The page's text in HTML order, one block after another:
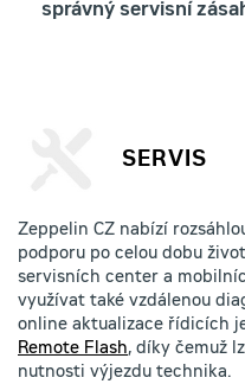
správný servisní
SERVIS
Zeppelin CZ nabízí
podporu po celou dobu
servisních center a
využívat také vzdálenou
online aktualizace řídicích
Remote Flash, díky čemuž
nutnosti výjezdu technika.